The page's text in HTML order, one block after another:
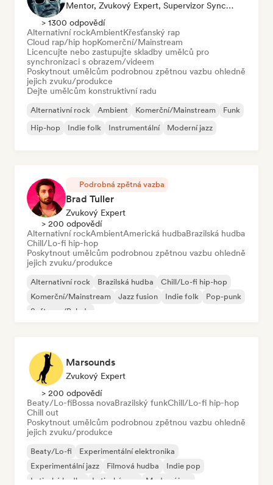
Mentor, Zvukový Expert, Supervizor Synchronizace
> 1300 odpovědí
Alternativní rockAmbientKřesťanský rap
Cloud rap/hip hopKomerční/Mainstream
Licencujte nebo zastupujte skladby umělců pro
synchronizaci s obrazem/videem
Poskytnout umělcům podrobnou zpětnou vazbu ohledně
jejich zvuku/produkce
Dejte umělcům konstruktivní radu
Alternativní rock Ambient Komerční/Mainstream
Funk
Hip-hop
Indie folk Instrumentální Moderní jazz
Podrobná zpětná vazba
Brad Tuller
Zvukový Expert
> 200 odpovědí
Alternativní rockAmbientAmerická hudbaBrazilská hudba
Chill/Lo-fi hip-hop
Poskytnout umělcům podrobnou zpětnou vazbu ohledně
jejich zvuku/produkce
Alternativní rock Brazilská hudba
Chill/Lo-fi hip-hop
Komerční/Mainstream
Jazz fusion Indie folk
Pop-punk
Soft pop/Balada
Marsounds
Zvukový Expert
> 200 odpovědí
Beaty/Lo-fiBossa novaBrazilský funkChill/Lo-fi hip-hop
Chill out
Poskytnout umělcům podrobnou zpětnou vazbu ohledně
jejich zvuku/produkce
Beaty/Lo-fi
Experimentální elektronika
Experimentální jazz
Filmová hudba
Indie pop
Latinská hudba
Latinský pop Moderní jazz